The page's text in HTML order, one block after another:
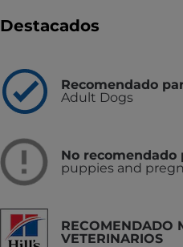
Destacados
Recomendado
Adult Dogs
No recomendado
puppies and
RECOMENDADO
VETERINARIOS